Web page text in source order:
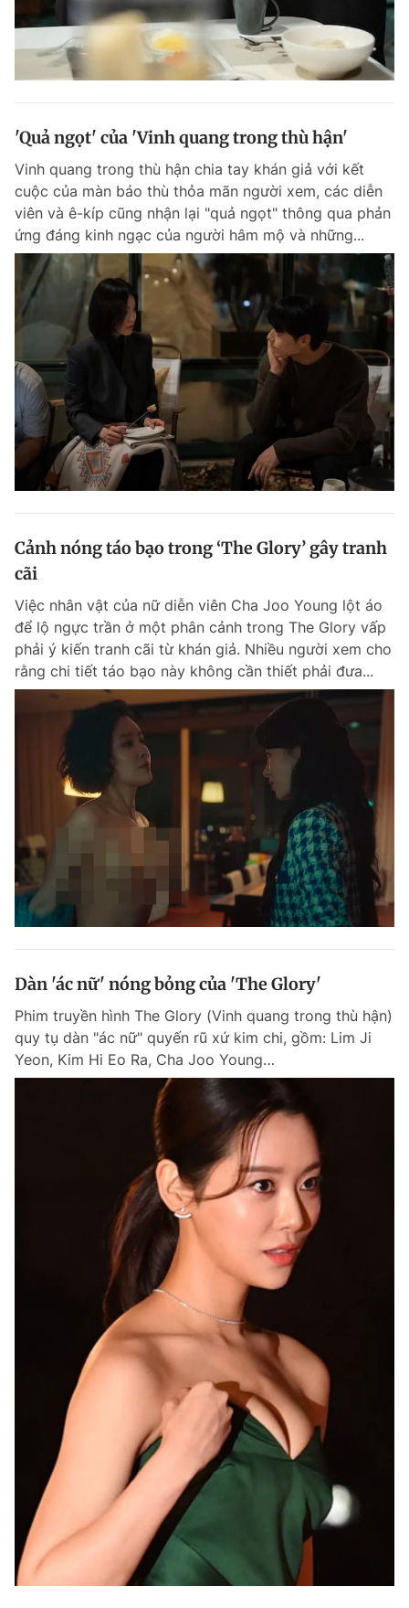
'Quả ngọt' của 'Vinh quang trong thù hận'
Vinh quang trong thù hận chia tay khán giả với kết
cuộc của màn báo thù thỏa mãn người xem, các diễn
viên và ê-kíp cũng nhận lại "quả ngọt" thông qua phản
ứng đáng kinh ngạc của người hâm mộ và những...
Cảnh nóng táo bạo trong ‘The Glory’ gây tranh
cãi
Việc nhân vật của nữ diễn viên Cha Joo Young lột áo
để lộ ngực trần ở một phân cảnh trong The Glory vấp
phải ý kiến tranh cãi từ khán giả. Nhiều người xem cho
rằng chi tiết táo bạo này không cần thiết phải đưa...
Dàn 'ác nữ' nóng bỏng của 'The Glory'
Phim truyền hình The Glory (Vinh quang trong thù hận)
quy tụ dàn "ác nữ" quyến rũ xứ kim chi, gồm: Lim Ji
Yeon, Kim Hi Eo Ra, Cha Joo Young…